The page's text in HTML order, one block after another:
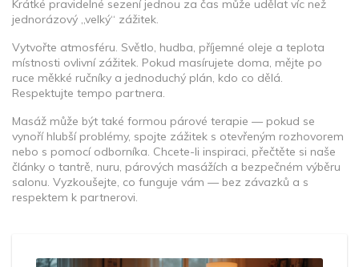
Krátké pravidelné sezení jednou za čas může udělat víc než
jednorázový „velký“ zážitek.
Vytvořte atmosféru. Světlo, hudba, příjemné oleje a teplota
místnosti ovlivní zážitek. Pokud masírujete doma, mějte po
ruce měkké ručníky a jednoduchý plán, kdo co dělá.
Respektujte tempo partnera.
Masáž může být také formou párové terapie — pokud se
vynoří hlubší problémy, spojte zážitek s otevřeným rozhovorem
nebo s pomocí odborníka. Chcete-li inspiraci, přečtěte si naše
články o tantrě, nuru, párových masážích a bezpečném výběru
salonu. Vyzkoušejte, co funguje vám — bez závazků a s
respektem k partnerovi.